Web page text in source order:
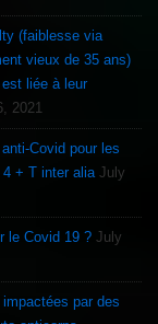
vieux de 35 ans)
liée à leur
2021
Covid pour les
4 + T inter alia July
le Covid 19 ? July
par des